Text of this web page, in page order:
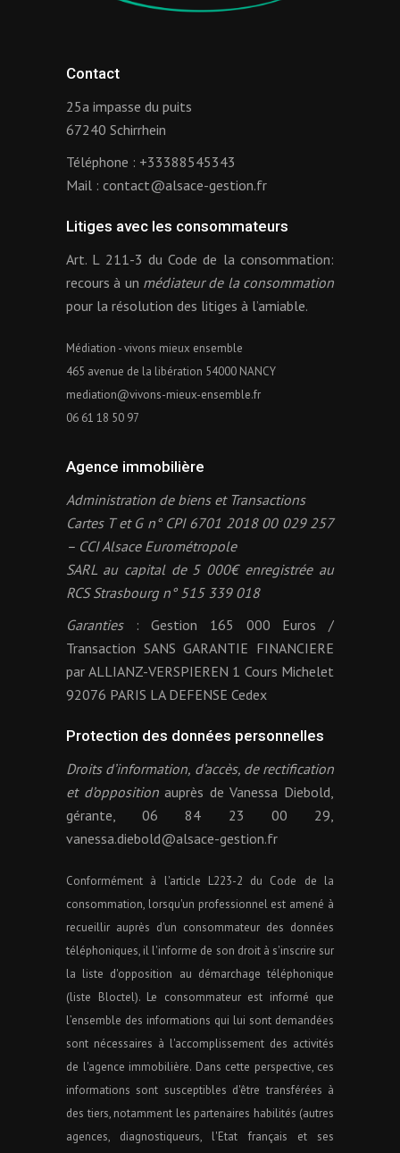
Contact
25a impasse du puits
67240 Schirrhein
Téléphone : +33388545343
Mail : contact@alsace-gestion.fr
Litiges avec les consommateurs
Art. L 211-3 du Code de la consommation:
recours à un médiateur de la consommation
pour la résolution des litiges à l’amiable.
Médiation - vivons mieux ensemble
465 avenue de la libération 54000 NANCY
mediation@vivons-mieux-ensemble.fr
06 61 18 50 97
Agence immobilière
Administration de biens et Transactions
Cartes T et G n° CPI 6701 2018 00 029 257
– CCI Alsace Eurométropole
SARL au capital de 5 000€ enregistrée au
RCS Strasbourg n° 515 339 018
Garanties: Gestion 165 000 Euros /
Transaction SANS GARANTIE FINANCIERE
par ALLIANZ-VERSPIEREN 1 Cours Michelet
92076 PARIS LA DEFENSE Cedex
Protection des données personnelles
Droits d’information, d’accès, de rectification
et d’oppositionauprès de Vanessa Diebold,
gérante, 06 84 23 00 29,
vanessa.diebold@alsace-gestion.fr
Conformément à l'article L223-2 du Code de la
consommation, lorsqu'un professionnel est amené à
recueillir auprès d'un consommateur des données
téléphoniques, il l'informe de son droit à s'inscrire sur
la liste d'opposition au démarchage téléphonique
(liste Bloctel). Le consommateur est informé que
l’ensemble des informations qui lui sont demandées
sont nécessaires à l'accomplissement des activités
de l'agence immobilière. Dans cette perspective, ces
informations sont susceptibles d'être transférées à
des tiers, notamment les partenaires habilités (autres
agences, diagnostiqueurs, l'Etat français et ses